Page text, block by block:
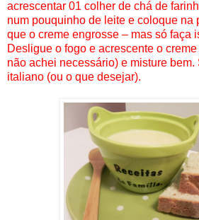
acrescentar 01 colher de chá de
num pouquinho de leite e coloque na
que o creme engrosse – mas só faça
Desligue o fogo e acrescente o
não achei necessário) e misture bem.
italiano (ou o que desejar).